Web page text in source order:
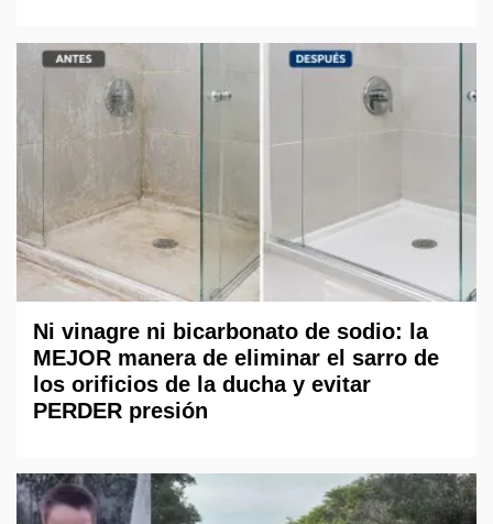
Ni vinagre ni bicarbonato de sodio: la
MEJOR manera de eliminar el sarro de
los orificios de la ducha y evitar
PERDER presión